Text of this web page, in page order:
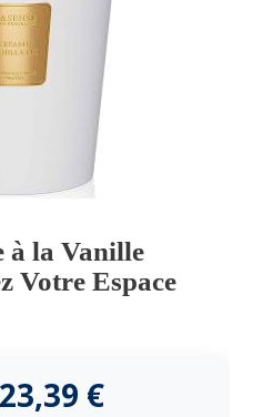
à la Vanille
Votre Espace
€